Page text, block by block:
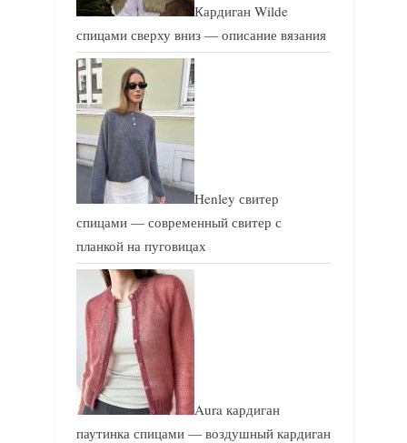
Кардиган Wilde
спицами сверху вниз — описание вязания
Henley свитер
спицами — современный свитер с
планкой на пуговицах
Aura кардиган
паутинка спицами — воздушный кардиган